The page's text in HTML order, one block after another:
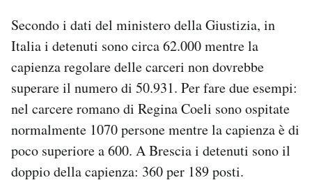
Secondo i dati del ministero della Giustizia, in
Italia i detenuti sono circa 62.000 mentre la
capienza regolare delle carceri non dovrebbe
superare il numero di 50.931. Per fare due esempi:
nel carcere romano di Regina Coeli sono ospitate
normalmente 1070 persone mentre la capienza è di
poco superiore a 600. A Brescia i detenuti sono il
doppio della capienza: 360 per 189 posti.